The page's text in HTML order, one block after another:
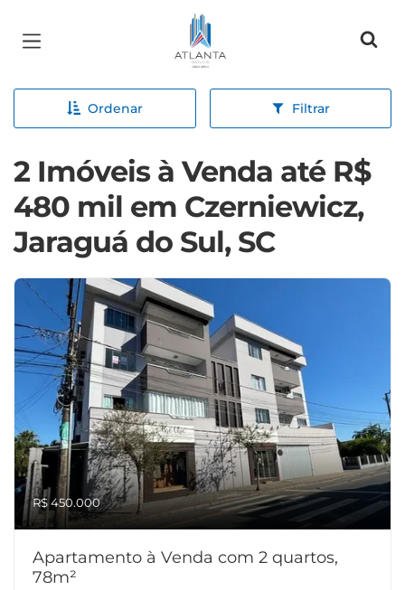
Página inicial
Ordenar Filtrar
2 Imóveis à Venda até R$
480 mil em Czerniewicz,
Jaraguá do Sul, SC
R$ 450.000
Apartamento à Venda com 2 quartos,
78m²